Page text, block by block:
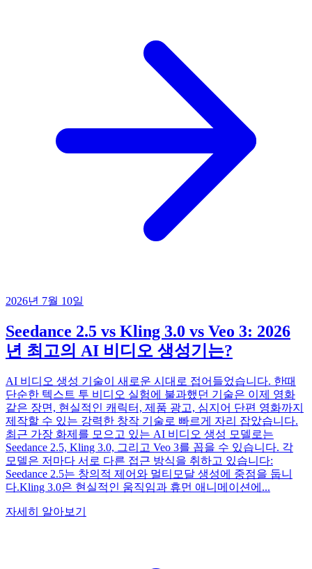
2026년 7월 10일
Seedance 2.5 vs Kling 3.0 vs Veo 3: 2026
년 최고의 AI 비디오 생성기는?
AI 비디오 생성 기술이 새로운 시대로 접어들었습니다. 한때
단순한 텍스트 투 비디오 실험에 불과했던 기술은 이제 영화
같은 장면, 현실적인 캐릭터, 제품 광고, 심지어 단편 영화까지
제작할 수 있는 강력한 창작 기술로 빠르게 자리 잡았습니다.
최근 가장 화제를 모으고 있는 AI 비디오 생성 모델로는
Seedance 2.5, Kling 3.0, 그리고 Veo 3를 꼽을 수 있습니다. 각
모델은 저마다 서로 다른 접근 방식을 취하고 있습니다:
Seedance 2.5는 창의적 제어와 멀티모달 생성에 중점을 둡니
다.Kling 3.0은 현실적인 움직임과 휴먼 애니메이션에...
자세히 알아보기